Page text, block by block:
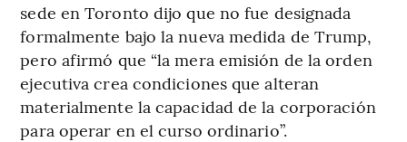
sede en Toronto dijo que no fue designada
formalmente bajo la nueva medida de Trump,
pero afirmó que “la mera emisión de la orden
ejecutiva crea condiciones que alteran
materialmente la capacidad de la corporación
para operar en el curso ordinario”.